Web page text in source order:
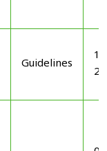
Guidelines